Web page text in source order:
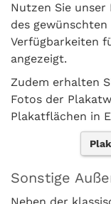
Nutzen Sie unser
des
Verfügbarkeiten
angezeigt.
Zudem erhalten
Fotos der
Plakatflächen in
Sonstige